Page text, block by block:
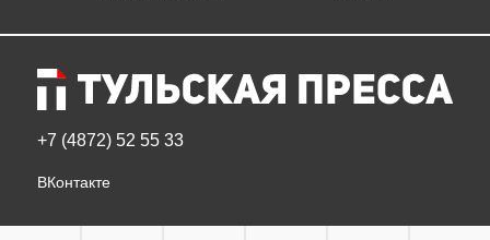
+7 (4872) 52 55 33
ВКонтакте